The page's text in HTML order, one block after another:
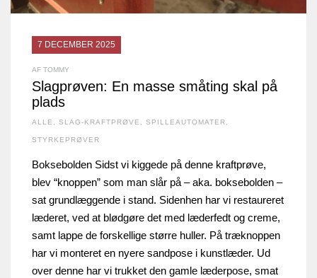
7 DECEMBER 2025
AF TOMMY
Slagprøven: En masse småting skal på
plads
ALLE , SLAG-KRAFTPRØVE , SPILLEAUTOMATER,
STYRKEPRØVER
Boksebolden Sidst vi kiggede på denne kraftprøve,
blev “knoppen” som man slår på – aka. boksebolden –
sat grundlæggende i stand. Sidenhen har vi restaureret
læderet, ved at blødgøre det med læderfedt og creme,
samt lappe de forskellige større huller. På træknoppen
har vi monteret en nyere sandpose i kunstlæder. Ud
over denne har vi trukket den gamle læderpose, smat